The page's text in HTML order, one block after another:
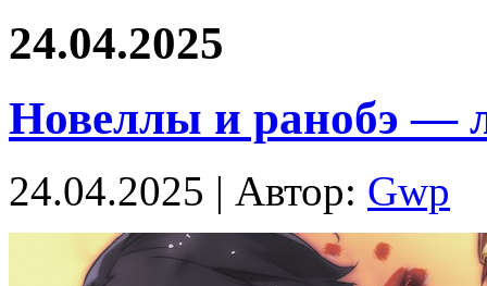
24.04.2025
Новеллы и ранобэ —
24.04.2025 | Автор: Gwp